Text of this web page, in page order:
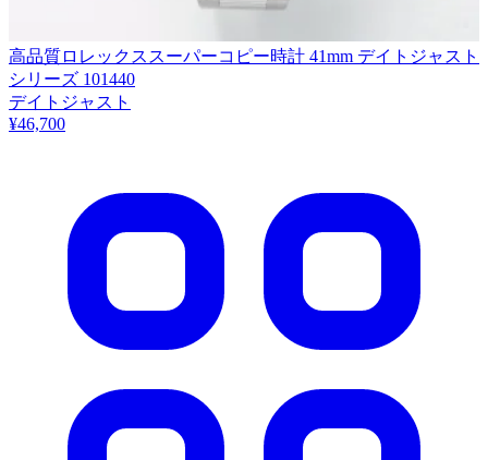
高品質ロレックススーパーコピー時計 41mm デイトジャスト
シリーズ 101440
デイトジャスト
¥46,700